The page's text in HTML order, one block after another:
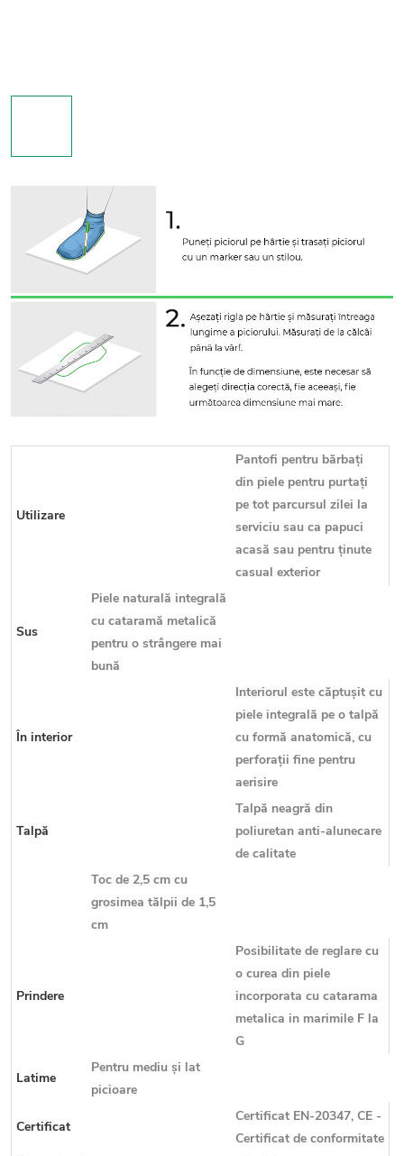
Utilizare
Pantofi pentru bărbați
din piele pentru purtați
pe tot parcursul zilei la
serviciu sau ca papuci
acasă sau pentru ținute
casual exterior
Sus
Piele naturală integrală
cu cataramă metalică
pentru o strângere mai
bună
În interior
Interiorul este căptușit cu
piele integrală pe o talpă
cu formă anatomică, cu
perforații fine pentru
aerisire
Talpă
Talpă neagră din
poliuretan anti-alunecare
de calitate
Toc de 2,5 cm cu
grosimea tălpii de 1,5
cm
Prindere
Posibilitate de reglare cu
o curea din piele
incorporata cu catarama
metalica in marimile F la
G
Latime
Pentru mediu și lat
picioare
Certificat
Certificat EN-20347, CE -
Certificat de conformitate